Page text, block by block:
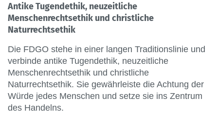
Antike Tugendethik, neuzeitliche
Menschenrechtsethik und christliche
Naturrechtsethik
Die FDGO stehe in einer langen Traditionslinie und
verbinde antike Tugendethik, neuzeitliche
Menschenrechtsethik und christliche
Naturrechtsethik. Sie gewährleiste die Achtung der
Würde jedes Menschen und setze sie ins Zentrum
des Handelns.